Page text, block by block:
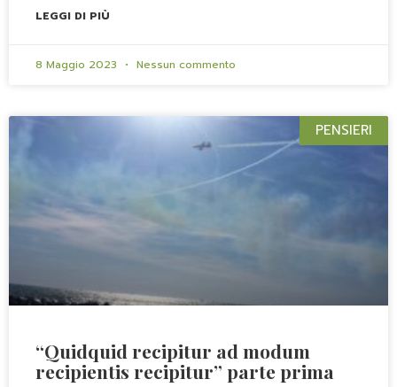
LEGGI DI PIÙ
8 Maggio 2023 Nessun commento
PENSIERI
“Quidquid recipitur ad modum
recipientis recipitur” parte prima